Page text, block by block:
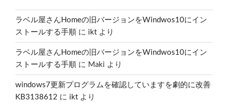
ラベル屋さんHomeの旧バージョンをWindwos10にイン
ストールする手順 に ikt より
ラベル屋さんHomeの旧バージョンをWindwos10にイン
ストールする手順 に Maki より
windows7更新プログラムを確認していますを劇的に改善
KB3138612 に ikt より